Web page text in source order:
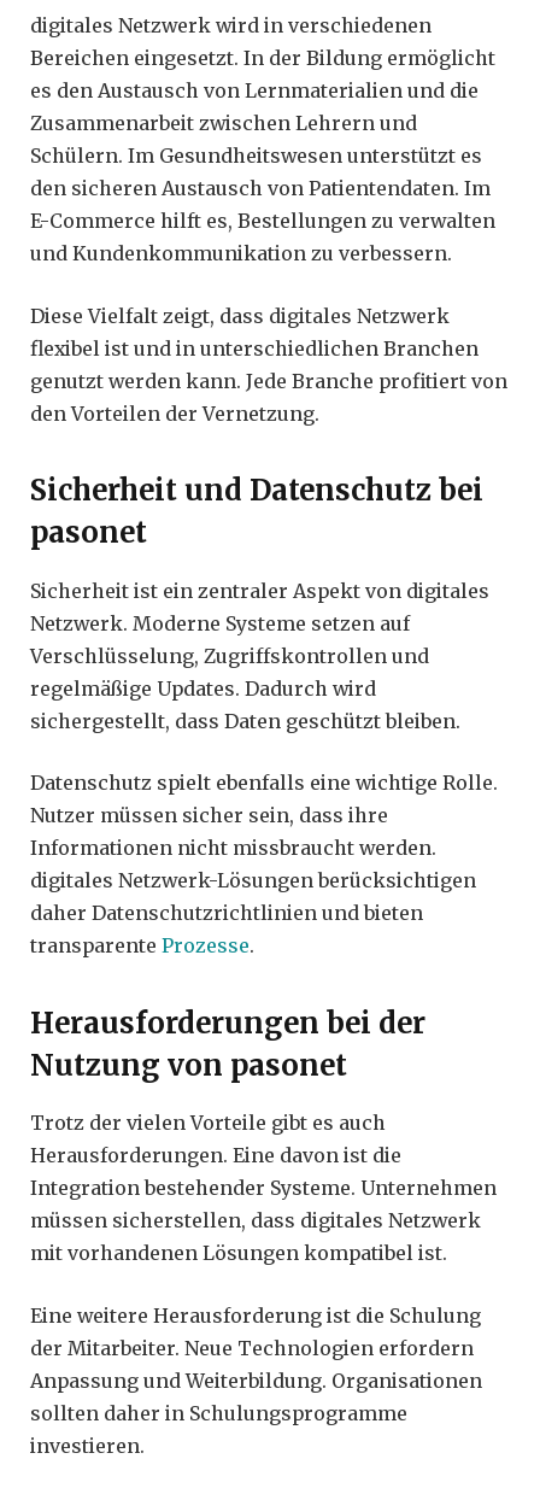
digitales Netzwerk wird in verschiedenen
Bereichen eingesetzt. In der Bildung ermöglicht
es den Austausch von Lernmaterialien und die
Zusammenarbeit zwischen Lehrern und
Schülern. Im Gesundheitswesen unterstützt es
den sicheren Austausch von Patientendaten. Im
E-Commerce hilft es, Bestellungen zu verwalten
und Kundenkommunikation zu verbessern.
Diese Vielfalt zeigt, dass digitales Netzwerk
flexibel ist und in unterschiedlichen Branchen
genutzt werden kann. Jede Branche profitiert von
den Vorteilen der Vernetzung.
Sicherheit und Datenschutz bei
pasonet
Sicherheit ist ein zentraler Aspekt von digitales
Netzwerk. Moderne Systeme setzen auf
Verschlüsselung, Zugriffskontrollen und
regelmäßige Updates. Dadurch wird
sichergestellt, dass Daten geschützt bleiben.
Datenschutz spielt ebenfalls eine wichtige Rolle.
Nutzer müssen sicher sein, dass ihre
Informationen nicht missbraucht werden.
digitales Netzwerk-Lösungen berücksichtigen
daher Datenschutzrichtlinien und bieten
transparente Prozesse.
Herausforderungen bei der
Nutzung von pasonet
Trotz der vielen Vorteile gibt es auch
Herausforderungen. Eine davon ist die
Integration bestehender Systeme. Unternehmen
müssen sicherstellen, dass digitales Netzwerk
mit vorhandenen Lösungen kompatibel ist.
Eine weitere Herausforderung ist die Schulung
der Mitarbeiter. Neue Technologien erfordern
Anpassung und Weiterbildung. Organisationen
sollten daher in Schulungsprogramme
investieren.